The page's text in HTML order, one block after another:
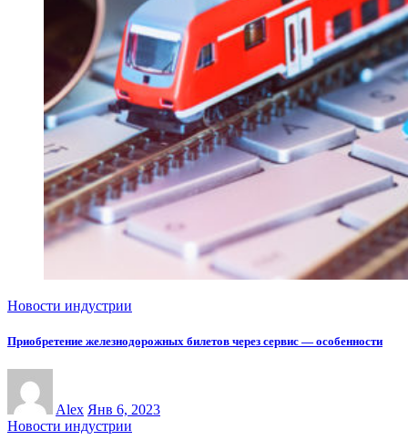
Новости индустрии
Приобретение железнодорожных билетов через сервис — особенности
Alex Янв 6, 2023
Новости индустрии